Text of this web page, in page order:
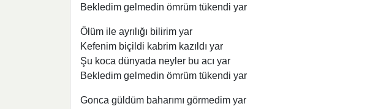
Bekledim gelmedin ömrüm tükendi yar
Ölüm ile ayrılığı bilirim yar
Kefenim biçildi kabrim kazıldı yar
Şu koca dünyada neyler bu acı yar
Bekledim gelmedin ömrüm tükendi yar
Gonca güldüm baharımı görmedim yar